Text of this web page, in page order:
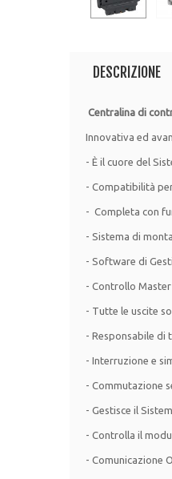
DESCRIZIONE
Centralina di
Innovativa ed
- È il cuore del
- Compatibilità
- Completa con
- Sistema di
- Software di
- Controllo
- Tutte le uscite
- Responsabile di
- Interruzione e
- Commutazione
- Gestisce il
- Controlla il
- Comunicazione